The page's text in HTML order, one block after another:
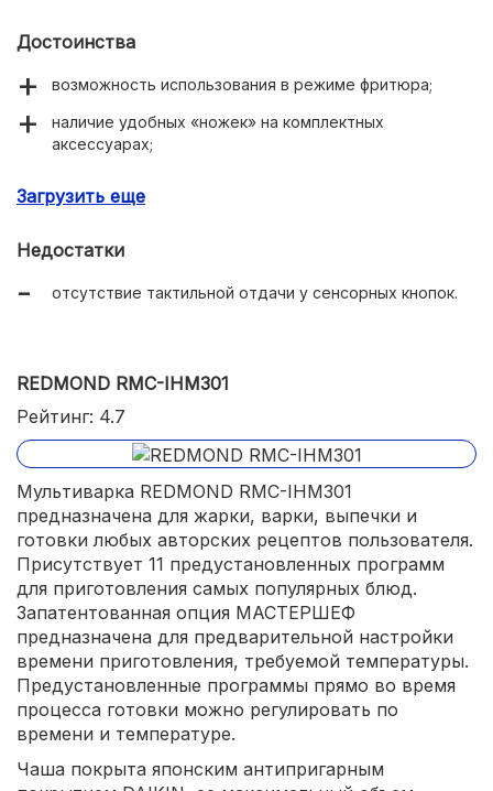
Достоинства
возможность использования в режиме фритюра;
наличие удобных «ножек» на комплектных
аксессуарах;
тефлоновое покрытие чаши.
Загрузить еще
Недостатки
отсутствие тактильной отдачи у сенсорных кнопок.
REDMOND RMC-IHM301
Рейтинг: 4.7
Мультиварка REDMOND RMC-IHM301
предназначена для жарки, варки, выпечки и
готовки любых авторских рецептов пользователя.
Присутствует 11 предустановленных программ
для приготовления самых популярных блюд.
Запатентованная опция МАСТЕРШЕФ
предназначена для предварительной настройки
времени приготовления, требуемой температуры.
Предустановленные программы прямо во время
процесса готовки можно регулировать по
времени и температуре.
Чаша покрыта японским антипригарным